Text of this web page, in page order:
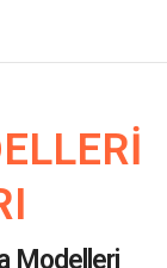
Modelleri